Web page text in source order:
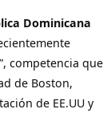
Dominicana
competencia que
de Boston,
de EE.UU y